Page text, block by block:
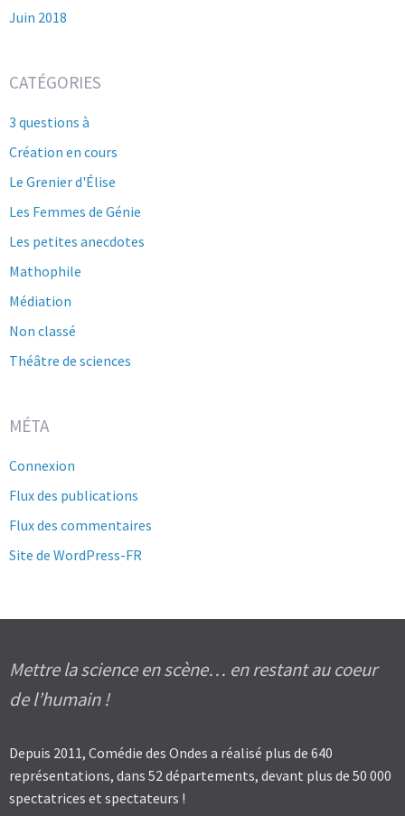
Juin 2018
CATÉGORIES
3 questions à
Création en cours
Le Grenier d'Élise
Les Femmes de Génie
Les petites anecdotes
Mathophile
Médiation
Non classé
Théâtre de sciences
MÉTA
Connexion
Flux des publications
Flux des commentaires
Site de WordPress-FR
Mettre la science en scène… en restant au coeur
de l’humain !
Depuis 2011, Comédie des Ondes a réalisé plus de 640
représentations, dans 52 départements, devant plus de 50 000
spectatrices et spectateurs !